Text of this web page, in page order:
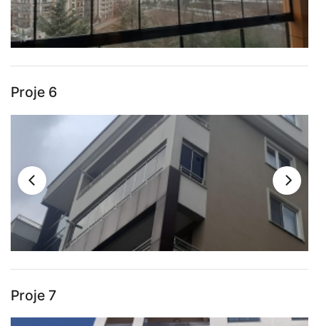
Proje 6
Proje 7